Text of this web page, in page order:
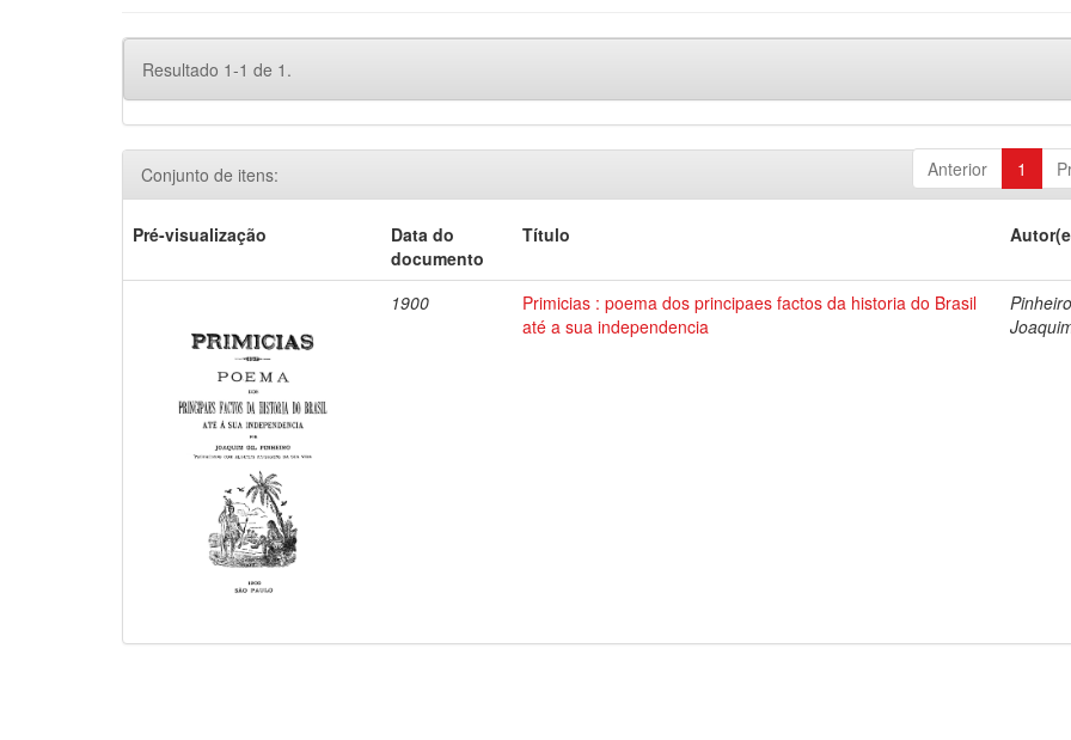
Resultado 1-1 de 1.
Anterior 1
Conjunto de itens:
Pré-visualização
Data do
documento
Título
1900
Primicias : poema dos principaes factos da historia do Brasil
até a sua independencia